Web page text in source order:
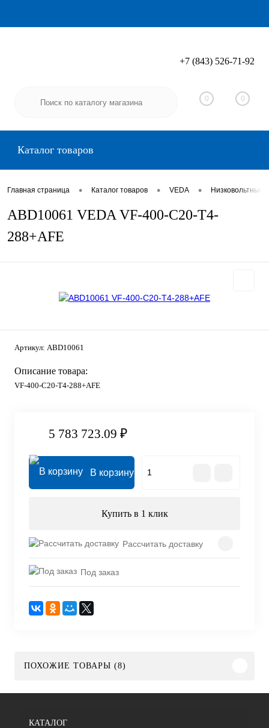
Вход Регистрация
+7 (843) 526-71-92
0 0
Каталог товаров
Главная страница • Каталог товаров • VEDA •
ABD10061 VEDA VF-400-C20-T4-
288+AFE
Артикул: ABD10061
Описание товара:
VF-400-C20-T4-288+AFE
5 783 723.09 ₽
В корзину
Купить в 1 клик
Рассчитать доставку
Под заказ
ПОХОЖИЕ ТОВАРЫ (8)
КАТАЛОГ